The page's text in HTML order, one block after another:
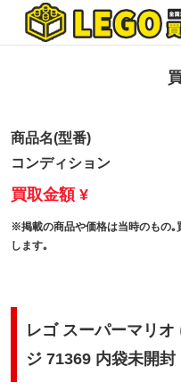
商品名(型番)
コンディション
買取金額 ¥
※掲載の商品や価格は当時のもの｡
します｡
レゴ スーパーマリ
ジ 71369 内袋未開封